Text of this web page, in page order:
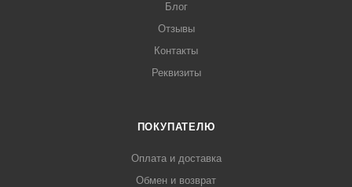
Блог
Отзывы
Контакты
Реквизиты
ПОКУПАТЕЛЮ
Оплата и доставка
Обмен и возврат